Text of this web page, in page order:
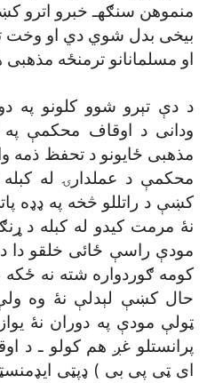
منموهن سنګهـ خبرو اترو
بيخى بدل شوي دي او وخت
او مسلمانانو ترمنځه
د دې تېرو شوو کلونو په
ودانى د اوقاف محکمې
مذهبى ځايونو د تحفظ ذمه
محکمې د عملدارۍ له
کښې د راتللو څخه په ډډه
نۀ مرمت کيدو له کبله د
مودې راسې ځائى خلقو دا
کومه ګوردواره شته نه ځکه
حال کښې لېدلې نۀ وه
ټولې مودې په دوران نۀ
پرانستلو غږ هم کولو ـ د
اى ټى پى بى ) ډپټى